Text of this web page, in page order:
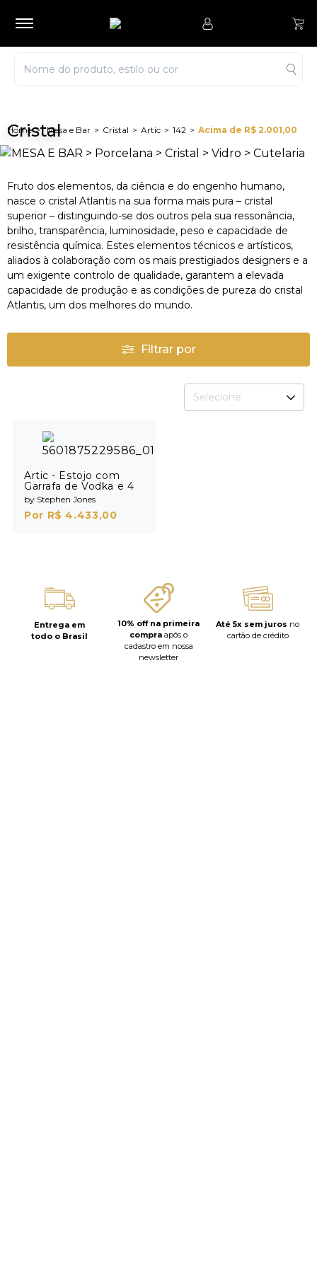
Mesa e Bar Cristal Artic 142 Acima de R$ 2.001,00
Cristal
Fruto dos elementos, da ciência e do engenho humano,
nasce o cristal Atlantis na sua forma mais pura – cristal
superior – distinguindo-se dos outros pela sua ressonância,
brilho, transparência, luminosidade, peso e capacidade de
resistência química. Estes elementos técnicos e artísticos,
aliados à colaboração com os mais prestigiados designers e a
um exigente controlo de qualidade, garantem a elevada
capacidade de produção e as condições de pureza do cristal
Atlantis, um dos melhores do mundo.
Filtrar por
Selecione
Artic - Estojo com
Garrafa de Vodka e 4
Shots
by Stephen Jones
Por R$ 4.433,00
Entrega em
todo o Brasil
10% off na primeira
compra após o
cadastro em nossa
newsletter
Até 5x sem juros no
cartão de crédito